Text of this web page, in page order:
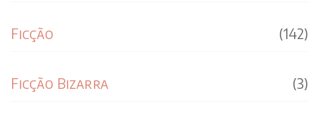
Ficção (142)
Ficção Bizarra (3)